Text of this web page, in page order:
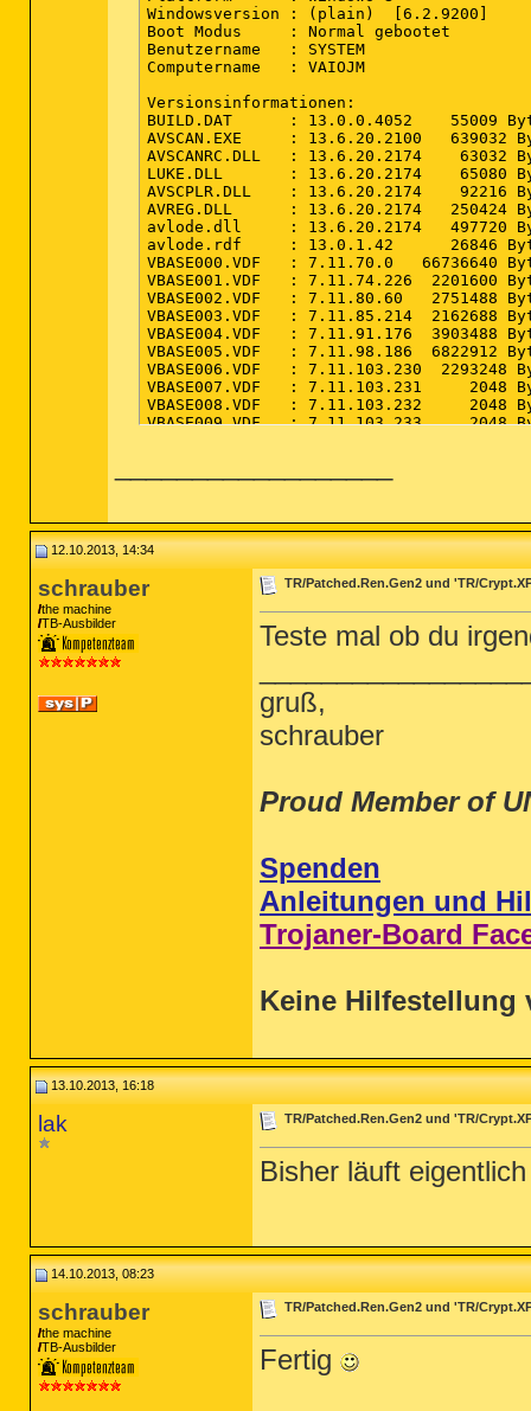
12.10.2013, 14:34
schrauber
the machine
TB-Ausbilder
TR/Patched.Ren.Gen2 und 'TR/
Teste mal ob du
gruß,
schrauber
Proud Member of
Spenden
Anleitungen und
Trojaner-Board
Keine Hilfestellung
13.10.2013, 16:18
lak TR/Patched.Ren.Gen2 und 'TR/
Bisher läuft
14.10.2013, 08:23
schrauber
the machine
TB-Ausbilder
TR/Patched.Ren.Gen2 und 'TR/
Fertig